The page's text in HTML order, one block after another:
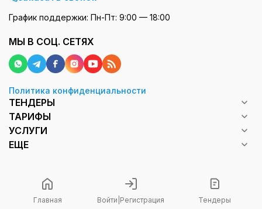
Главная Войти Регистрация Тендеры
График поддержки: Пн-Пт: 9:00 — 18:00
МЫ В СОЦ. СЕТЯХ
Политика конфиденциальности
ТЕНДЕРЫ
ТАРИФЫ
УСЛУГИ
ЕЩЕ